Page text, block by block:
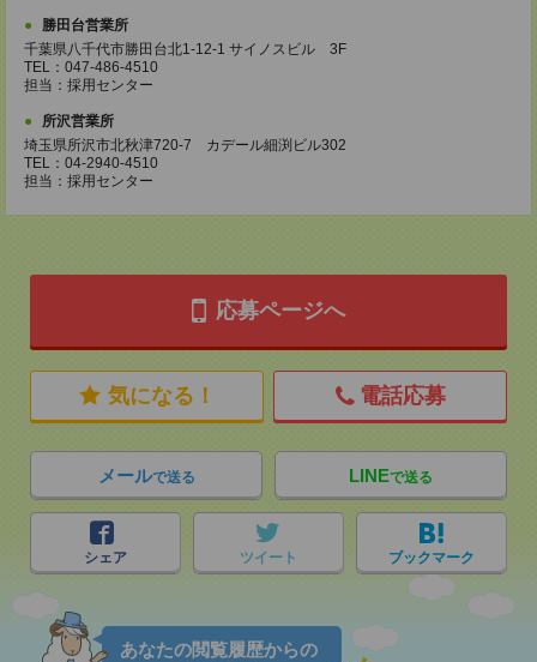
勝田台営業所
千葉県八千代市勝田台北1-12-1 サイノスビル 3F
TEL：047-486-4510
担当：採用センター
所沢営業所
埼玉県所沢市北秋津720-7 カデール細渕ビル302
TEL：04-2940-4510
担当：採用センター
応募ページへ
気になる！ 電話応募
メールで送る LINEで送る
シェア ツイート ブックマーク
あなたの閲覧履歴からの